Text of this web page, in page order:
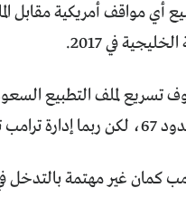
أي مواقف أمريكية مقابل
في 2017.
تسريع لملف التطبيع
مختلف.
كمان غير مهتمة